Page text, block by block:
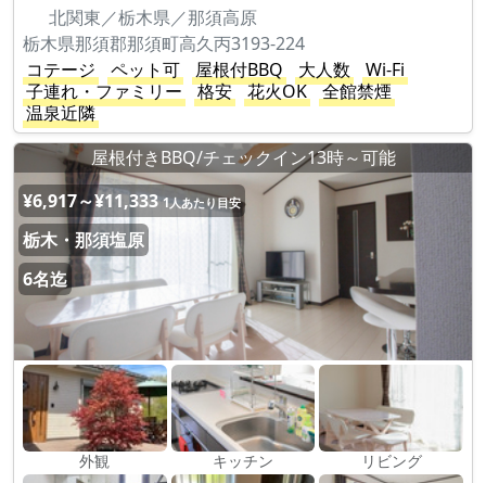
北関東／栃木県／那須高原
栃木県那須郡那須町高久丙3193-224
コテージ
ペット可 屋根付BBQ 大人数
Wi-Fi
子連れ・ファミリー
格安 花火OK
全館禁煙
温泉近隣
屋根付きBBQ/チェックイン13時～可能
¥6,917～¥11,333 1人あたり目安
栃木・那須塩原
6名迄
外観 キッチン リビング